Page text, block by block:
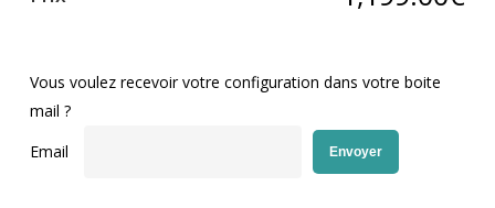
Vous voulez recevoir votre configuration dans votre boite
mail ?
Email
Envoyer